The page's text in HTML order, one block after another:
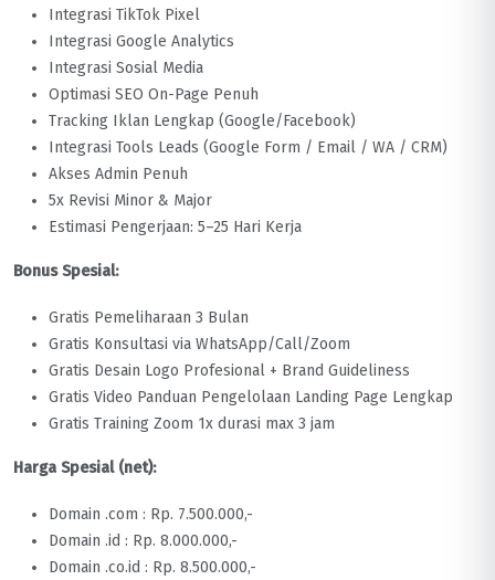
Integrasi TikTok Pixel
Integrasi Google Analytics
Integrasi Sosial Media
Optimasi SEO On-Page Penuh
Tracking Iklan Lengkap (Google/Facebook)
Integrasi Tools Leads (Google Form / Email / WA / CRM)
Akses Admin Penuh
5x Revisi Minor & Major
Estimasi Pengerjaan: 5–25 Hari Kerja
Bonus Spesial:
Gratis Pemeliharaan 3 Bulan
Gratis Konsultasi via WhatsApp/Call/Zoom
Gratis Desain Logo Profesional + Brand Guideliness
Gratis Video Panduan Pengelolaan Landing Page Lengkap
Gratis Training Zoom 1x durasi max 3 jam
Harga Spesial (net):
Domain .com : Rp. 7.500.000,-
Domain .id : Rp. 8.000.000,-
Domain .co.id : Rp. 8.500.000,-